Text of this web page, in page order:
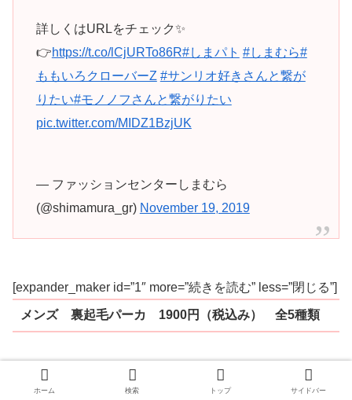
詳しくはURLをチェック✨
👉https://t.co/lCjURTo86R#しまパト #しまむら#
ももいろクローバーZ #サンリオ好きさんと繋が
りたい#モノノフさんと繋がりたい
pic.twitter.com/MIDZ1BzjUK
— ファッションセンターしまむら
(@shimamura_gr) November 19, 2019
[expander_maker id=”1″ more=”続きを読む” less=”閉じる”]
メンズ 裏起毛パーカ 1900円（税込み） 全5種類
ホーム 検索 トップ サイドバー